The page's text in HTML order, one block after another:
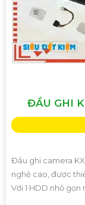
ĐẦU GHI
Đầu ghi camera
nghệ cao, được
Với 1 HDD nhỏ gọn